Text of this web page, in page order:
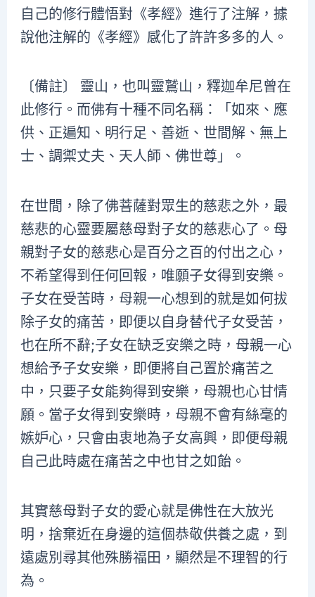
自己的修行體悟對《孝經》進行了注解，據
說他注解的《孝經》感化了許許多多的人。
〔備註〕 靈山，也叫靈鷲山，釋迦牟尼曾在
此修行。而佛有十種不同名稱：「如來、應
供、正遍知、明行足、善逝、世間解、無上
士、調禦丈夫、天人師、佛世尊」。
在世間，除了佛菩薩對眾生的慈悲之外，最
慈悲的心靈要屬慈母對子女的慈悲心了。母
親對子女的慈悲心是百分之百的付出之心，
不希望得到任何回報，唯願子女得到安樂。
子女在受苦時，母親一心想到的就是如何拔
除子女的痛苦，即便以自身替代子女受苦，
也在所不辭;子女在缺乏安樂之時，母親一心
想給予子女安樂，即便將自己置於痛苦之
中，只要子女能夠得到安樂，母親也心甘情
願。當子女得到安樂時，母親不會有絲毫的
嫉妒心，只會由衷地為子女高興，即便母親
自己此時處在痛苦之中也甘之如飴。
其實慈母對子女的愛心就是佛性在大放光
明，捨棄近在身邊的這個恭敬供養之處，到
遠處別尋其他殊勝福田，顯然是不理智的行
為。